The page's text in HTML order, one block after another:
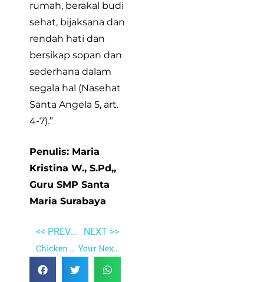
rumah, berakal budi
sehat, bijaksana dan
rendah hati dan
bersikap sopan dan
sederhana dalam
segala hal (Nasehat
Santa Angela 5, art.
4-7).”
Penulis: Maria
Kristina W., S.Pd,,
Guru SMP Santa
Maria Surabaya
<< PREVIOUS
Chicken Soup for the Woman’s Soul
NEXT >>
Your Next Five Moves